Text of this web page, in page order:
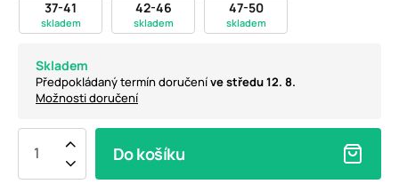
37-41
skladem
42-46
skladem
47-50
skladem
Skladem
Předpokládaný termín doručeníve středu 12. 8.
Možnosti doručení
Do košíku